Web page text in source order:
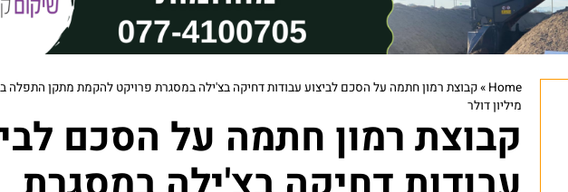
Home
»
מיליון דולר
קבוצת רמון חתמה על הסכם